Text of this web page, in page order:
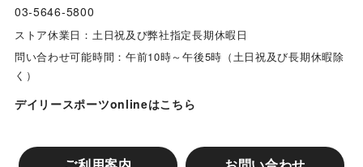
03-5646-5800
ストア休業日：土日祝及び弊社指定長期休暇日
問い合わせ可能時間：午前10時～午後5時（土日祝及び長期休暇除
く）
デイリースポーツonlineはこちら